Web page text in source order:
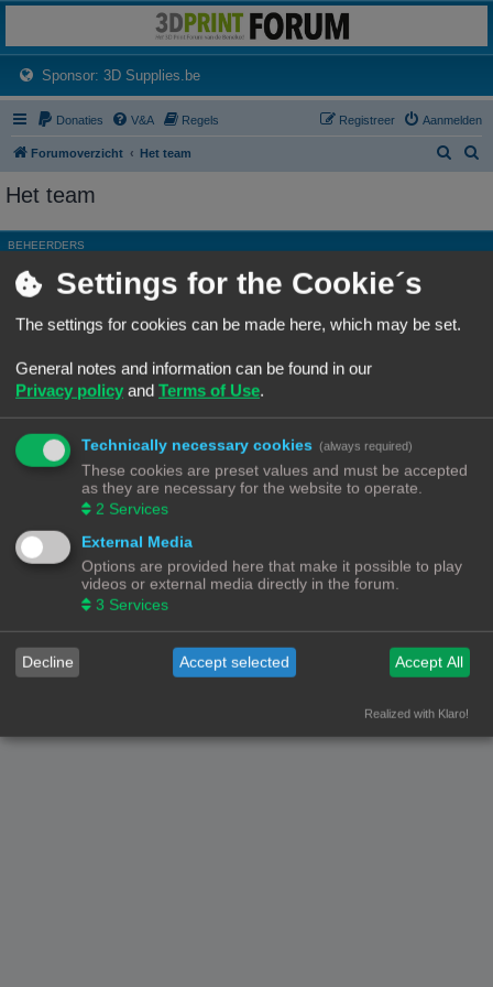
Het 3D print forum van de Benelux na de sluiting van 3dprintforum.nl
Sponsor: 3D Supplies.be(Opens a new tab)
Donaties V&A Regels Aanmelden
Registreer
Forumoverzicht Het team
k
k
Het team
BEHEERDERS
Rang, Gebruikersnaam Site Admin Ch3vr0n
Moderator
Alle forums
ALGEMENE MODERATORS
Geen leden gevonden met deze zoekcriteria.
Ga naar
Forumoverzicht
© Copyright
! - 3dprintforum.eu
Alle Rechten Voorbehouden
Privacy|Gebruikersvoorwaarden
Settings for the Cookie´s
The settings for cookies can be made here, which may be set.
General notes and information can be found in our
Privacy policy and Terms of Use.
Technically necessary cookies (always required)
These cookies are preset values and must be accepted
as they are necessary for the website to operate.
2 Services
External Media
Options are provided here that make it possible to play
videos or external media directly in the forum.
3 Services
Decline Accept selected Accept All
Realized with Klaro!